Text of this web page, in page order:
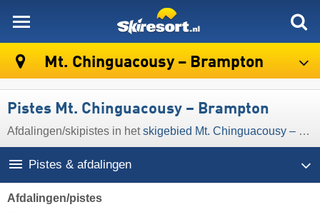
Mt. Chinguacousy – Brampton
Pistes Mt. Chinguacousy – Brampton
Afdalingen/​skipistes in hetskigebied Mt. Chinguacousy – Brampton
Pistes & afdalingen
Afdalingen/pistes